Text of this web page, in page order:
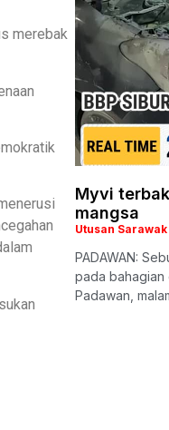
merebak
Myvi
mangsa
Utusan Sarawak
PADAWAN:
pada bahagian
Padawan,